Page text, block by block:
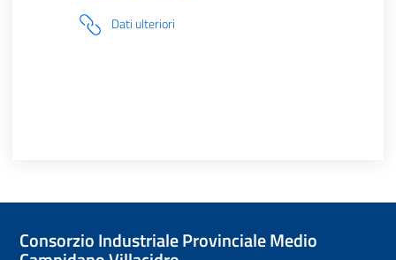
Dati ulteriori
Consorzio Industriale Provinciale Medio